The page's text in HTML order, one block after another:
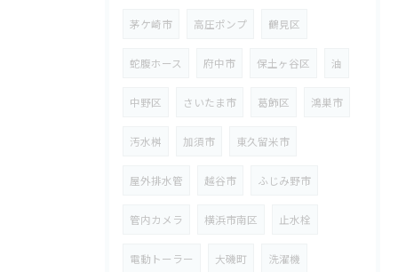
茅ケ崎市 高圧ポンプ 鶴見区
蛇腹ホース 府中市 保土ヶ谷区 油
中野区 さいたま市 葛飾区 鴻巣市
汚水桝 加須市 東久留米市
屋外排水管 越谷市 ふじみ野市
管内カメラ 横浜市南区 止水栓
電動トーラー 大磯町 洗濯機